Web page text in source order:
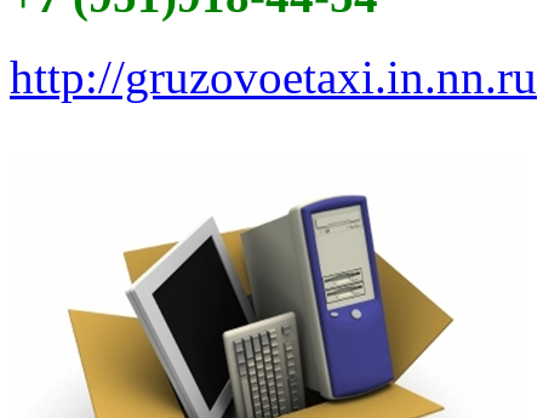
http://gruzovoetaxi.in.nn.ru